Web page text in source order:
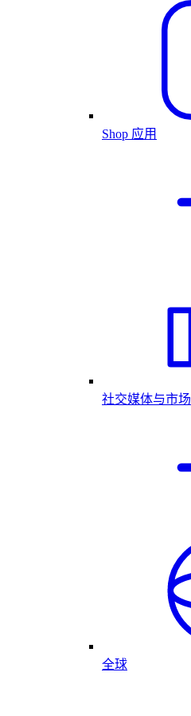
Shop 应用
社交媒体与市场
全球